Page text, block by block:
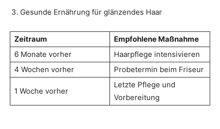
Gesunde Ernährung für glänzendes Haar
Zeitraum
Empfohlene Maßnahme
6 Monate vorher
Haarpflege intensivieren
4 Wochen vorher
Probetermin beim Friseur
1 Woche vorher
Letzte Pflege und
Vorbereitung